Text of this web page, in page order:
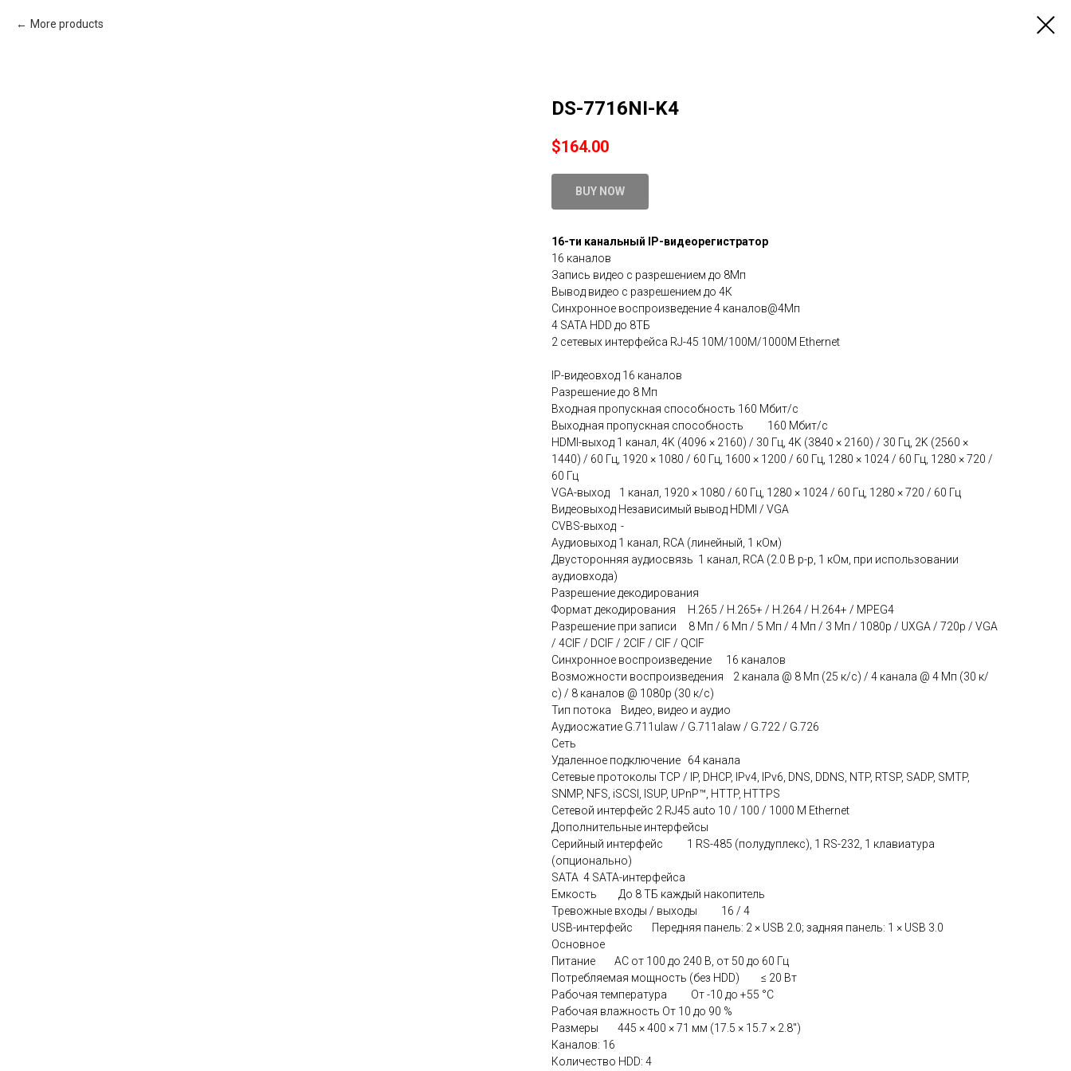
More products
DS-7716NI-K4
$164.00
BUY NOW
16-ти канальный IP-видеорегистратор
16 каналов
Запись видео с разрешением до 8Мп
Вывод видео с разрешением до 4К
Синхронное воспроизведение 4 каналов@4Мп
4 SATA HDD до 8ТБ
2 сетевых интерфейса RJ-45 10M/100M/1000M Ethernet
IP-видеовход 16 каналов
Разрешение до 8 Мп
Входная пропускная способность 160 Мбит/с
Выходная пропускная способность 160 Мбит/с
HDMI-выход 1 канал, 4K (4096 × 2160) / 30 Гц, 4K (3840 × 2160) / 30 Гц, 2K (2560 ×
1440) / 60 Гц, 1920 × 1080 / 60 Гц, 1600 × 1200 / 60 Гц, 1280 × 1024 / 60 Гц, 1280 × 720 /
60 Гц
VGA-выход 1 канал, 1920 × 1080 / 60 Гц, 1280 × 1024 / 60 Гц, 1280 × 720 / 60 Гц
Видеовыход Независимый вывод HDMI / VGA
CVBS-выход -
Аудиовыход 1 канал, RCA (линейный, 1 кОм)
Двусторонняя аудиосвязь 1 канал, RCA (2.0 В p-p, 1 кОм, при использовании
аудиовхода)
Разрешение декодирования
Формат декодирования H.265 / H.265+ / H.264 / H.264+ / MPEG4
Разрешение при записи 8 Мп / 6 Мп / 5 Мп / 4 Мп / 3 Мп / 1080p / UXGA / 720p / VGA
/ 4CIF / DCIF / 2CIF / CIF / QCIF
Синхронное воспроизведение 16 каналов
Возможности воспроизведения 2 канала @ 8 Мп (25 к/с) / 4 канала @ 4 Мп (30 к/
с) / 8 каналов @ 1080p (30 к/с)
Тип потока Видео, видео и аудио
Аудиосжатие G.711ulaw / G.711alaw / G.722 / G.726
Сеть
Удаленное подключение 64 канала
Сетевые протоколы TCP / IP, DHCP, IPv4, IPv6, DNS, DDNS, NTP, RTSP, SADP, SMTP,
SNMP, NFS, iSCSI, ISUP, UPnP™, HTTP, HTTPS
Сетевой интерфейс 2 RJ45 auto 10 / 100 / 1000 М Ethernet
Дополнительные интерфейсы
Серийный интерфейс 1 RS-485 (полудуплекс), 1 RS-232, 1 клавиатура
(опционально)
SATA 4 SATA-интерфейса
Емкость До 8 ТБ каждый накопитель
Тревожные входы / выходы 16 / 4
USB-интерфейс Передняя панель: 2 × USB 2.0; задняя панель: 1 × USB 3.0
Основное
Питание AC от 100 до 240 В, от 50 до 60 Гц
Потребляемая мощность (без HDD) ≤ 20 Вт
Рабочая температура От -10 до +55 °C
Рабочая влажность От 10 до 90 %
Размеры 445 × 400 × 71 мм (17.5 × 15.7 × 2.8″)
Каналов: 16
Количество HDD: 4